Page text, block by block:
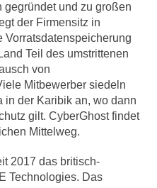
und zu großen
der Firmensitz in
Vorratsdatenspeicherung
Teil des umstrittenen
von
Mitbewerber siedeln
in der Karibik an, wo dann
gilt. CyberGhost findet
Mittelweg.
2017 das britisch-
Technologies. Das